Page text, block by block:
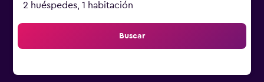
2 huéspedes, 1 habitación
Buscar